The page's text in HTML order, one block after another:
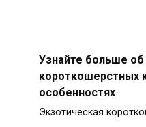
Узнайте больше об
короткошерстных
особенностях
Экзотическая